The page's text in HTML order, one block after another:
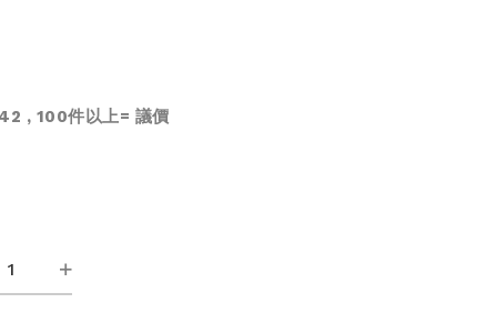
, 100件以上= 議價